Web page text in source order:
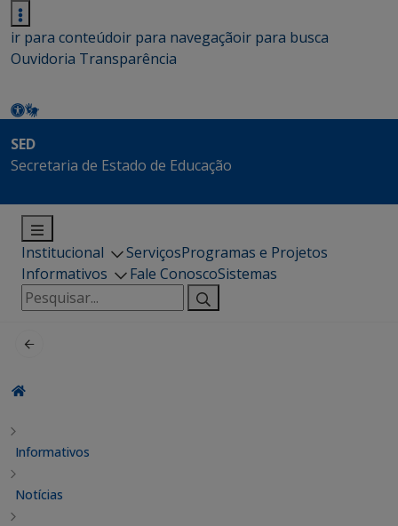
ir para conteúdoir para navegaçãoir para busca
Ouvidoria Transparência
SED
Secretaria de Estado de Educação
Institucional ServiçosProgramas e Projetos
Informativos
Fale ConoscoSistemas
Pesquisar
por:
Informativos
Notícias